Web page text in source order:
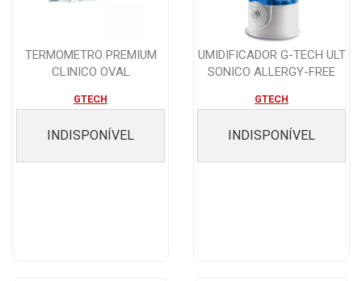
TERMOMETRO PREMIUM
CLINICO OVAL
GTECH
INDISPONÍVEL
UMIDIFICADOR G-TECH ULT
SONICO ALLERGY-FREE
GTECH
INDISPONÍVEL